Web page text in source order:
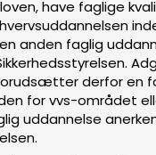
have faglige
anden faglig
derfor en
for vvs-området
uddannelse